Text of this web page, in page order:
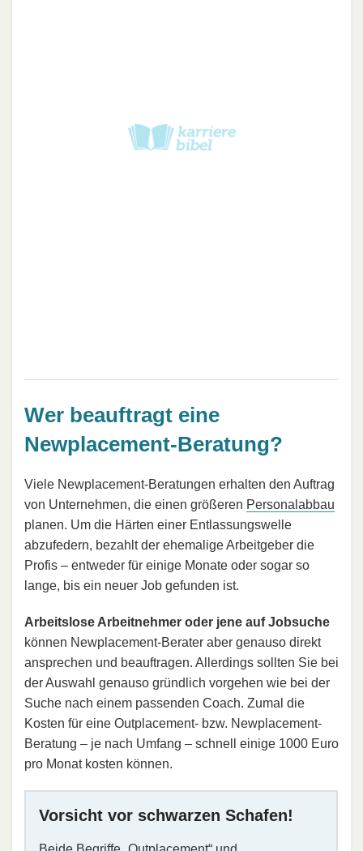
Wer beauftragt eine
Newplacement-Beratung?
Viele Newplacement-Beratungen erhalten den Auftrag
von Unternehmen, die einen größeren Personalabbau
planen. Um die Härten einer Entlassungswelle
abzufedern, bezahlt der ehemalige Arbeitgeber die
Profis – entweder für einige Monate oder sogar so
lange, bis ein neuer Job gefunden ist.
Arbeitslose Arbeitnehmer oder jene auf Jobsuche
können Newplacement-Berater aber genauso direkt
ansprechen und beauftragen. Allerdings sollten Sie bei
der Auswahl genauso gründlich vorgehen wie bei der
Suche nach einem passenden Coach. Zumal die
Kosten für eine Outplacement- bzw. Newplacement-
Beratung – je nach Umfang – schnell einige 1000 Euro
pro Monat kosten können.
Vorsicht vor schwarzen Schafen!